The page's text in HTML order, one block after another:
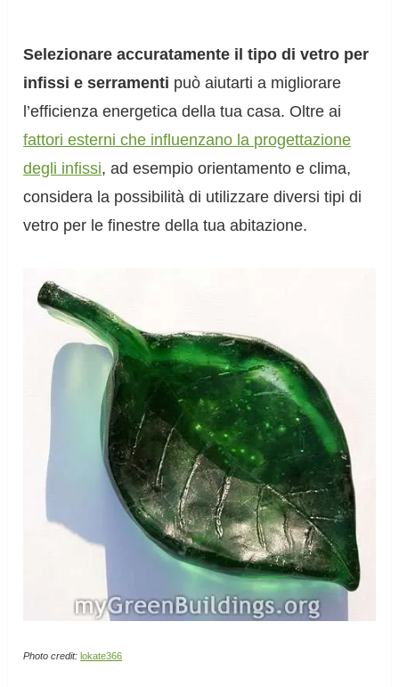
Selezionare accuratamente il tipo di vetro per
infissi e serramenti può aiutarti a migliorare
l’efficienza energetica della tua casa. Oltre ai
fattori esterni che influenzano la progettazione
degli infissi, ad esempio orientamento e clima,
considera la possibilità di utilizzare diversi tipi di
vetro per le finestre della tua abitazione.
Photo credit: lokate366